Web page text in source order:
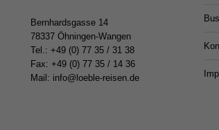
Bernhardsgasse 14
78337 Öhningen-Wangen
Tel.: +49 (0) 77 35 / 31 38
Fax: +49 (0) 77 35 / 14 36
Mail: info@loeble-reisen.de